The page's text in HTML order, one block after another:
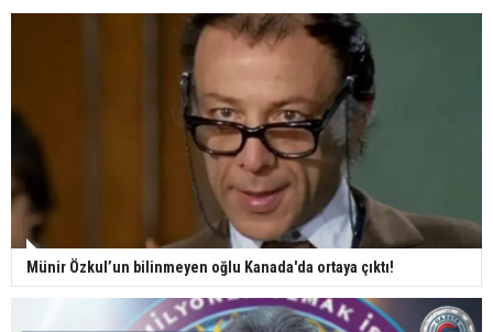
Münir Özkul’un bilinmeyen oğlu Kanada'da ortaya çıktı!